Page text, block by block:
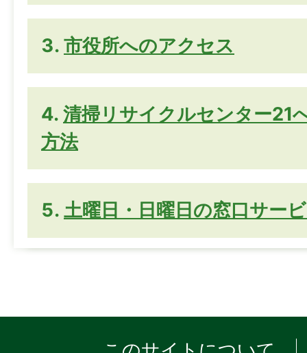
市役所へのアクセス
清掃リサイクルセンター21
方法
土曜日・日曜日の窓口サー